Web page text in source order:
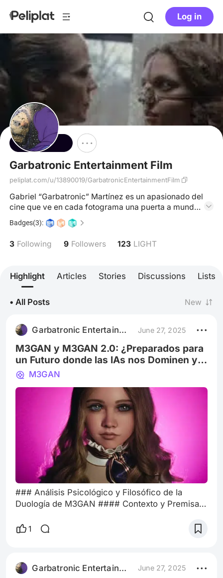
Log in
Follow
Garbatronic Entertainment Film
peliplat.com/u/13890019/GarbatronicEntertainmentFilm
Gabriel “Garbatronic” Martínez es un apasionado del
cine que ve en cada fotograma una puerta a mundos
infinitos. Fundador y mente maestra detrás de
Garbatronic Entertainment, sueña con conquistar la
gaming, gastronomía, películas, salud mental,
cultura, una idea disruptiva a la vez.
Badges(3):
3 Following 9 Followers 123 LIGHT
Highlight Articles Stories Discussions Lists
• All Posts New
Garbatronic Entertainment Film June 27, 2025
M3GAN y M3GAN 2.0: ¿Preparados para
un Futuro donde las IAs nos Dominen y
nos Follen?
M3GAN
### Análisis Psicológico y Filosófico de la
Duología de M3GAN #### Contexto y Premisa
"M3GAN" (2023) y "M3GAN 2.0" (2025),
La historia gira en torno a una niña robot llamada
M3GAN, diseñada para ser una compañera
1
Garbatronic Entertainment Film June 27, 2025